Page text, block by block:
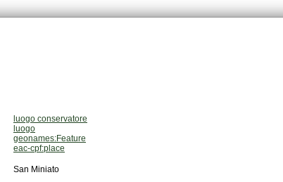
luogo conservatore
luogo
geonames:Feature
eac-cpf:place
San Miniato